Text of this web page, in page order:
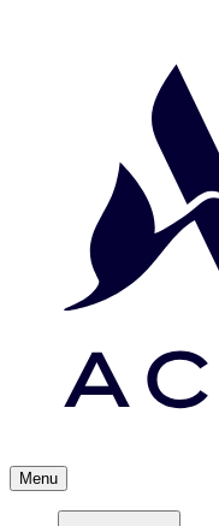
Menu